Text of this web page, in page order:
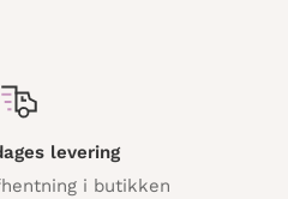
levering
i butikken